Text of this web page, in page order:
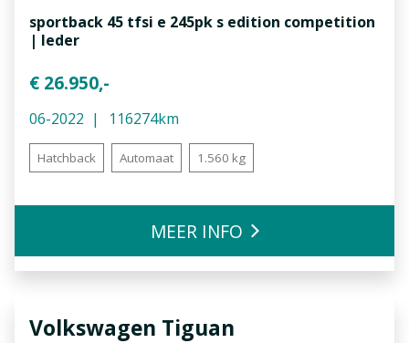
sportback 45 tfsi e 245pk s edition competition
| leder
€ 26.950,-
06-2022 116274km
Hatchback Automaat 1.560 kg
MEER INFO
Volkswagen Tiguan